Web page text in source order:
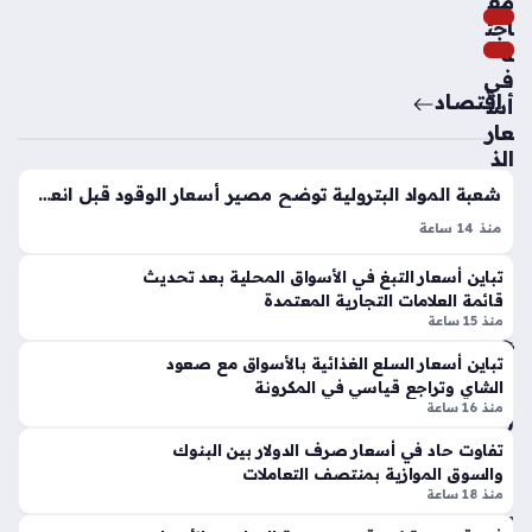
سا
عا
ت
نتي
جة
الت
عاد
ل
تح
س
م
موا
جه
ة
مان
ش
ست
ر
اجئ
ة
في
أس
عار
الذ
بال
س
وق
الم
حل
ي
خلا
ل
تعا
ملا
ت
ال
اقتصاد
شعبة المواد البترولية توضح مصير أسعار الوقود قبل انعقاد لجنة التسعير المرتقبة
منذ 14 ساعة
داخل الأسواق المحلية المصرية، إذ لا تزال محطات الوقود تعتمد
التسعيرة الرسمية المطبقة مؤخرًا دون أي زيادات جديدة. يترقب
تباين أسعار التبغ في الأسواق المحلية بعد تحديث
قائمة العلامات التجارية المعتمدة
منذ 15 ساعة
تباين أسعار السلع الغذائية بالأسواق مع صعود
الشاي وتراجع قياسي في المكرونة
منذ 16 ساعة
تفاوت حاد في أسعار صرف الدولار بين البنوك
والسوق الموازية بمنتصف التعاملات
منذ 18 ساعة